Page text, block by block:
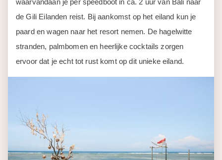
waarvandaan je per speedboot in ca. 2 uur van Bali naar
de Gili Eilanden reist. Bij aankomst op het eiland kun je
paard en wagen naar het resort nemen. De hagelwitte
stranden, palmbomen en heerlijke cocktails zorgen
ervoor dat je echt tot rust komt op dit unieke eiland.